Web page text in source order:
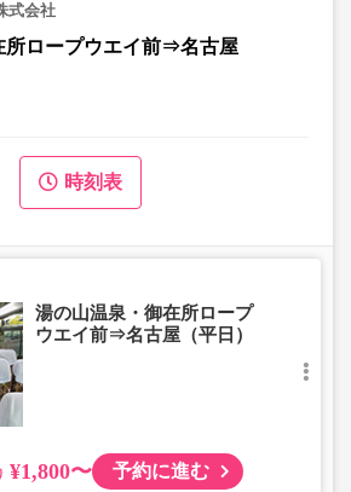
式会社
所ロープウエイ前⇒名古屋
時刻表
湯の山温泉・御在所ロープ
ウエイ前⇒名古屋（平日）
¥1,800〜 予約に進む